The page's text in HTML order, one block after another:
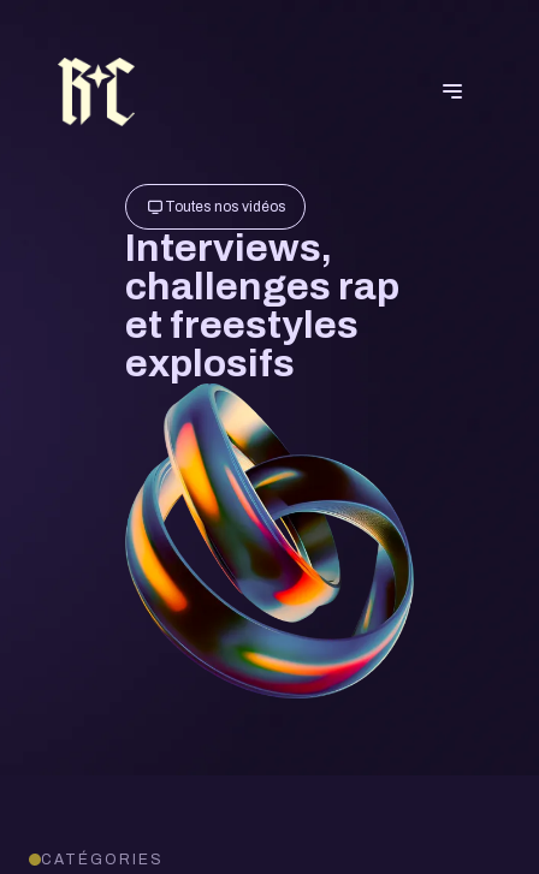
Toutes nos vidéos
Interviews,
challenges rap
et freestyles
explosifs
CATÉGORIES